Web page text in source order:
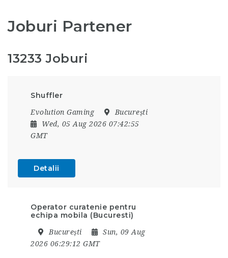
Joburi Partener
13233 Joburi
Shuffler
Evolution Gaming
București
Wed, 05 Aug 2026 07:42:55
GMT
Detalii
Operator curatenie pentru
echipa mobila (Bucuresti)
București
Sun, 09 Aug
2026 06:29:12 GMT